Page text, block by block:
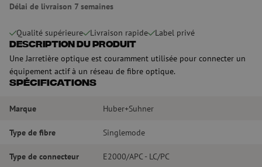
Délai de livraison 7 semaines
Qualité supérieure Livraison rapide Label privé
Description du produit
Une Jarretière optique est couramment utilisée pour connecter un
équipement actif à un réseau de fibre optique.
Spécifications
Marque Huber+Suhner
Type de fibre Singlemode
Type de connecteur E2000/APC - LC/PC